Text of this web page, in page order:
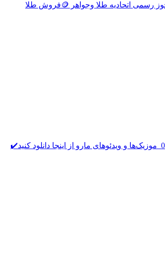
این محصول در سامانه وزارت ارشاد به ثبت رسیده است. شناسه اثر: telegram.me/ttnoey ثبت کننده اثر: ابراهیم نوئی کد شامد: 1-1-717771-61-3-1 🪪دارای مجوز رسمی اتحادیه طلا وجواهر 🪙فروش طلا
کانال رسمی استاد حمزه بیرانوند ‌ @eiliayari • تبادل ‌ لینک پیج اینستاگرام ، دنبال کنید👇🏻 Instagram.com/hamzeh.beiranvand.official ‌ رزرو مراسم 09120864092 ‌ موزیک‌ها و ویدئو‌های مارو از اینجا دانلود کنید✔️